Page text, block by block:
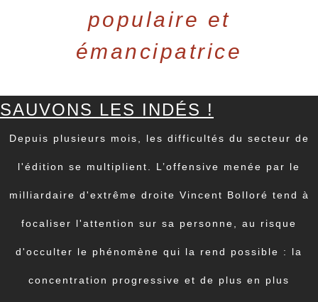
populaire et
émancipatrice
SAUVONS LES INDÉS !
Depuis plusieurs mois, les difficultés du secteur de
l'édition se multiplient. L’offensive menée par le
milliardaire d'extrême droite Vincent Bolloré tend à
focaliser l'attention sur sa personne, au risque
d'occulter le phénomène qui la rend possible : la
concentration progressive et de plus en plus